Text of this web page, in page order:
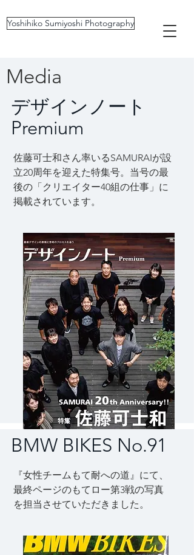
Yoshihiko Sumiyoshi Photography
Media
デザインノート
​Premium
佐藤可士和さん率いるSAMURAIが設
立20周年を迎えた特集号。当号の最
後の「クリエイター40組の仕事」に
掲載されています。
BMW BIKES No.91
『女性チームもて耐への道』にて、
最終ページのもてロー第3戦の写真
を担当させていただきました。